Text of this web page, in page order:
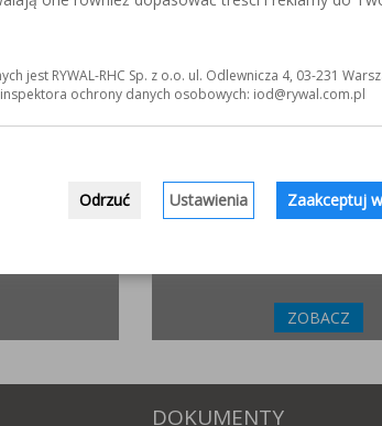
ZOBACZ
ZOBACZ
DOKUMENTY
jest RYWAL-RHC Sp. z o.o. ul. Odlewnicza 4, 03-231
ochrony danych osobowych: iod@rywal.com.pl
Odrzuć Ustawienia Zaakceptuj